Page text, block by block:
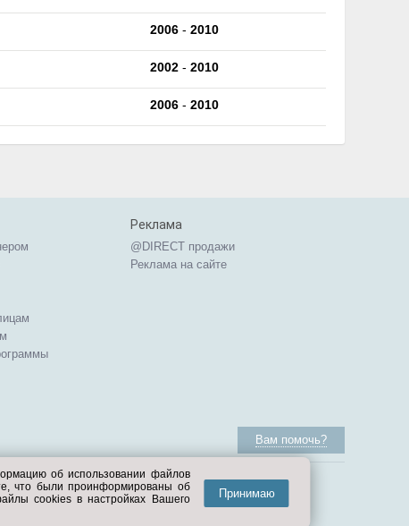
2006 - 2010
2002 - 2010
2006 - 2010
Реклама
@DIRECT продажи
Реклама на сайте
Вам помочь?
об использовании файлов
что были проинформированы об
cookies в настройках Вашего
Принимаю